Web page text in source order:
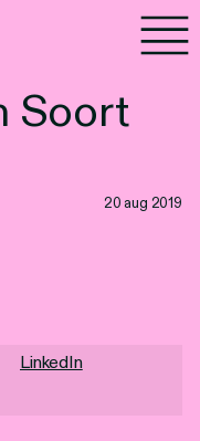
Soort
20 aug 2019
LinkedIn